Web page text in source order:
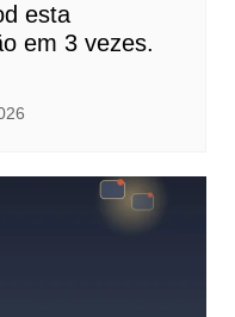
esta
em 3 vezes.